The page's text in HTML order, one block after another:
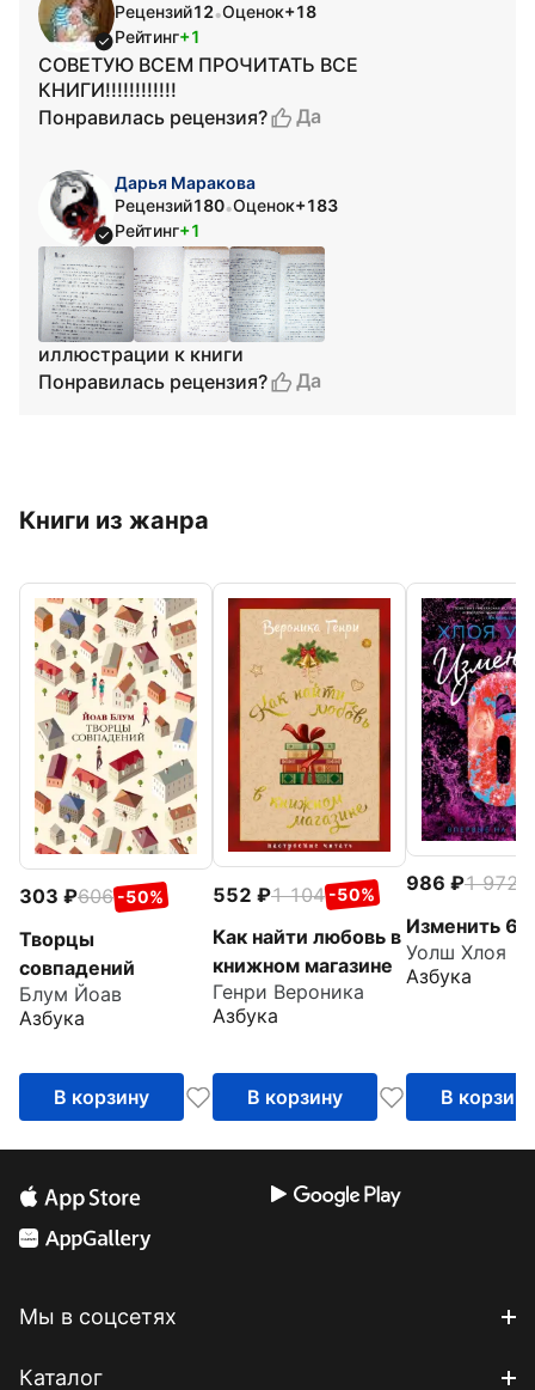
Рецензий12•Оценок+18
Рейтинг+1
СОВЕТУЮ ВСЕМ ПРОЧИТАТЬ ВСЕ
КНИГИ!!!!!!!!!!!!
Понравилась рецензия?
Да
Дарья Маракова
Рецензий180•Оценок+183
Рейтинг+1
иллюстрации к книги
Понравилась рецензия?
Да
Книги из жанра
303 606 -50%
Творцы
совпадений
Блум Йоав
Азбука
В корзину
552 1 104 -50%
Как найти любовь в
книжном магазине
Генри Вероника
Азбука
В корзину
986 1 972
Изменить 6-
Уолш Хлоя
Азбука
В корзину
Мы в соцсетях
Каталог